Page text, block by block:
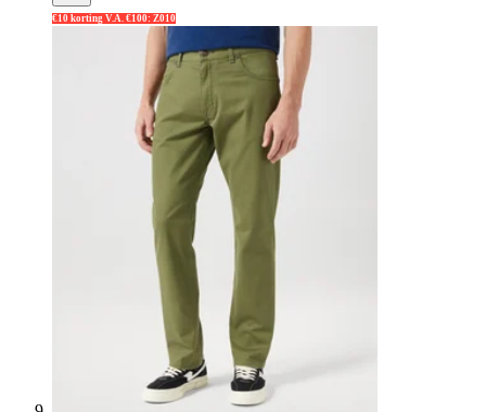
€10 korting V.A. €100: Z010